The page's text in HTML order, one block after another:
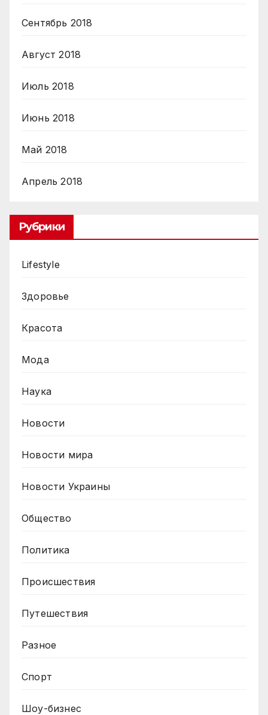
Сентябрь 2018
Август 2018
Июль 2018
Июнь 2018
Май 2018
Апрель 2018
Рубрики
Lifestyle
Здоровье
Красота
Мода
Наука
Новости
Новости мира
Новости Украины
Общество
Политика
Происшествия
Путешествия
Разное
Спорт
Шоу-бизнес